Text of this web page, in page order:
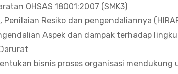
OHSAS 18001:2007 (SMK3)
Penilaian Resiko dan pengendaliannya
Aspek dan dampak terhadap
bisnis proses organisasi